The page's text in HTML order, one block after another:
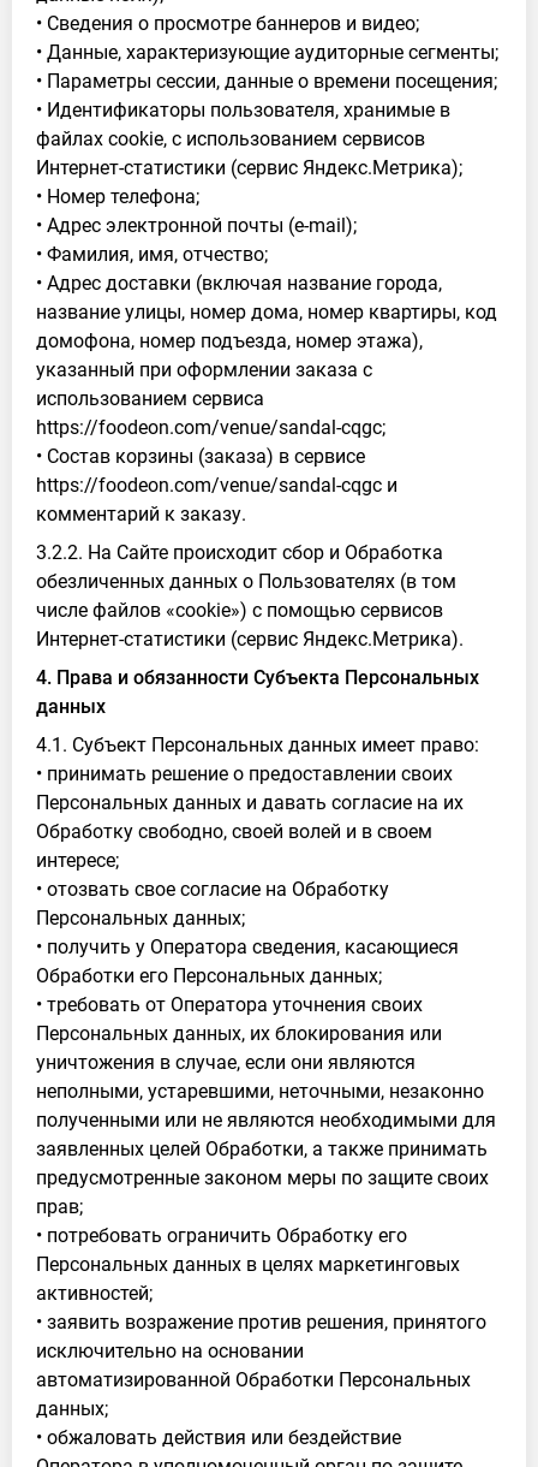
• Сведения о просмотре баннеров и видео;
• Данные, характеризующие аудиторные сегменты;
• Параметры сессии, данные о времени посещения;
• Идентификаторы пользователя, хранимые в
файлах cookie, с использованием сервисов
Интернет-статистики (сервис Яндекс.Метрика);
• Номер телефона;
• Адрес электронной почты (e-mail);
• Фамилия, имя, отчество;
• Адрес доставки (включая название города,
название улицы, номер дома, номер квартиры, код
домофона, номер подъезда, номер этажа),
указанный при оформлении заказа с
использованием сервиса
https://foodeon.com/venue/sandal-cqgc;
• Состав корзины (заказа) в сервисе
https://foodeon.com/venue/sandal-cqgc и
комментарий к заказу.
3.2.2. На Сайте происходит сбор и Обработка
обезличенных данных о Пользователях (в том
числе файлов «cookie») с помощью сервисов
Интернет-статистики (сервис Яндекс.Метрика).
4. Права и обязанности Субъекта Персональных
данных
4.1. Субъект Персональных данных имеет право:
• принимать решение о предоставлении своих
Персональных данных и давать согласие на их
Обработку свободно, своей волей и в своем
интересе;
• отозвать свое согласие на Обработку
Персональных данных;
• получить у Оператора сведения, касающиеся
Обработки его Персональных данных;
• требовать от Оператора уточнения своих
Персональных данных, их блокирования или
уничтожения в случае, если они являются
неполными, устаревшими, неточными, незаконно
полученными или не являются необходимыми для
заявленных целей Обработки, а также принимать
предусмотренные законом меры по защите своих
прав;
• потребовать ограничить Обработку его
Персональных данных в целях маркетинговых
активностей;
• заявить возражение против решения, принятого
исключительно на основании
автоматизированной Обработки Персональных
данных;
• обжаловать действия или бездействие